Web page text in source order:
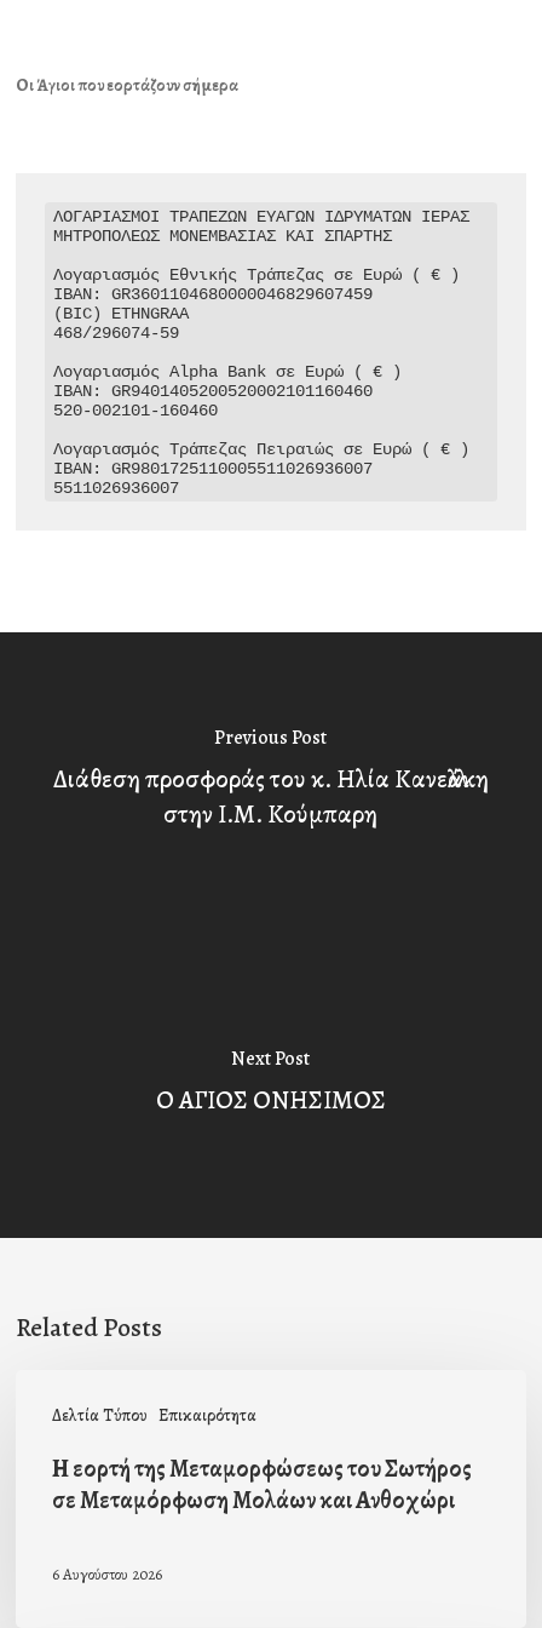
Οι Άγιοι που εορτάζουν σήμερα
ΛΟΓΑΡΙΑΣΜΟΙ ΤΡΑΠΕΖΩΝ ΕΥΑΓΩΝ ΙΔΡΥΜΑΤΩΝ ΙΕΡΑΣ
ΜΗΤΡΟΠΟΛΕΩΣ ΜΟΝΕΜΒΑΣΙΑΣ ΚΑΙ ΣΠΑΡΤΗΣ
Λογαριασμός Εθνικής Τράπεζας σε Ευρώ ( € )
IBAN: GR3601104680000046829607459
(BIC) ETHNGRAA
468/296074-59
Λογαριασμός Alpha Bank σε Ευρώ ( € )
IBAN: GR9401405200520002101160460
520-002101-160460
Λογαριασμός Τράπεζας Πειραιώς σε Ευρώ ( € )
IBAN: GR9801725110005511026936007
5511026936007
Previous Post
Διάθεση προσφοράς του κ. Ηλία Κανελλάκη
στην Ι.Μ. Κούμπαρη
Next Post
Ο ΑΓΙΟΣ ΟΝΗΣΙΜΟΣ
Related Posts
Δελτία Τύπου Επικαιρότητα
εορτή
Μεταμορφώσεως
Σωτήρος
Η εορτή της Μεταμορφώσεως του Σωτήρος
σε Μεταμόρφωση Μολάων και Ανθοχώρι
6 Αυγούστου 2026